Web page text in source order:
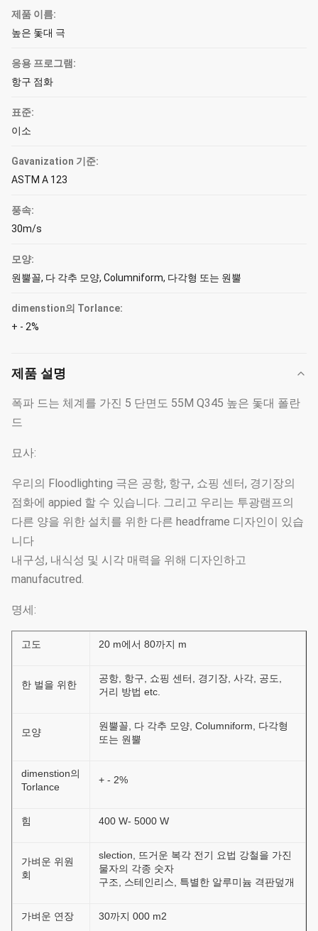
제품 이름:
높은 돛대 극
응용 프로그램:
항구 점화
표준:
이소
Gavanization 기준:
ASTM A 123
풍속:
30m/s
모양:
원뿔꼴, 다 각추 모양, Columniform, 다각형 또는 원뿔
dimenstion의 Torlance:
+ - 2%
제품 설명
폭파 드는 체계를 가진 5 단면도 55M Q345 높은 돛대 폴란
드
묘사:
우리의 Floodlighting 극은 공항, 항구, 쇼핑 센터, 경기장의
점화에 appied 할 수 있습니다. 그리고 우리는 투광램프의
다른 양을 위한 설치를 위한 다른 headframe 디자인이 있습
니다
내구성, 내식성 및 시각 매력을 위해 디자인하고
manufacutred.
명세:
고도 20 m에서 80까지 m
한 벌을 위한
공항, 항구, 쇼핑 센터, 경기장, 사각, 공도,
거리 방법 etc.
모양
원뿔꼴, 다 각추 모양, Columniform, 다각형
또는 원뿔
dimenstion의
Torlance
+ - 2%
힘 400 W- 5000 W
가벼운 위원
회
slection, 뜨거운 복각 전기 요법 강철을 가진
물자의 각종 숫자
구조, 스테인리스, 특별한 알루미늄 격판덮개
가벼운 연장 30까지 000 m2